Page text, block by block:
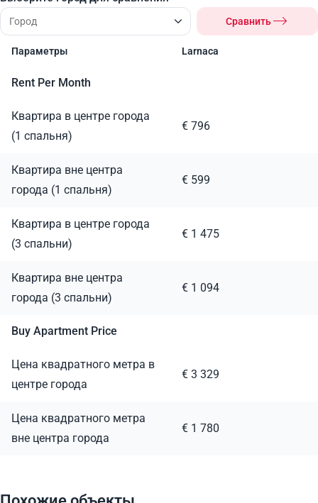
Сравнить
Параметры Larnaca
Rent Per Month
Квартира в центре города
(1 спальня)
€ 796
Квартира вне центра
города (1 спальня)
€ 599
Квартира в центре города
(3 спальни)
€ 1 475
Квартира вне центра
города (3 спальни)
€ 1 094
Buy Apartment Price
Цена квадратного метра в
центре города
€ 3 329
Цена квадратного метра
вне центра города
€ 1 780